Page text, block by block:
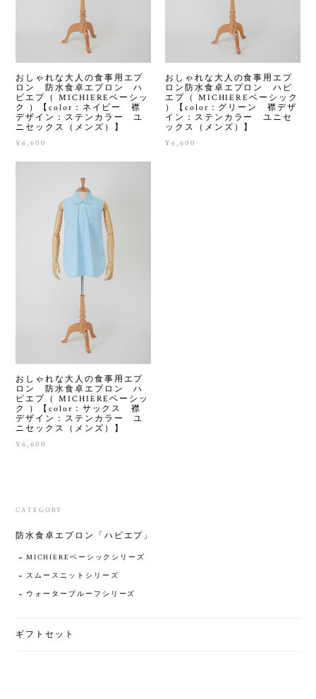
おしゃれな大人の食事用エプ
ロン 防水食卓エプロン ハ
ピエプ（ MICHIEREベーシッ
ク ）【color：ネイビー 襟
デザイン：ステンカラー ユ
ニセックス（メンズ）】
¥6,600
おしゃれな大人の食事用エプ
ロン防水食卓エプロン ハピ
エプ（ MICHIEREベーシック
）【color：グリーン 襟デザ
イン：ステンカラー ユニセ
ックス（メンズ）】
¥6,600
おしゃれな大人の食事用エプ
ロン 防水食卓エプロン ハ
ピエプ（ MICHIEREベーシッ
ク ）【color：サックス 襟
デザイン：ステンカラー ユ
ニセックス（メンズ）】
¥6,600
CATEGORY
防水食卓エプロン「ハピエプ」
MICHIEREベーシックシリーズ
スムースニットシリーズ
ウォータープルーフシリーズ
ギフトセット